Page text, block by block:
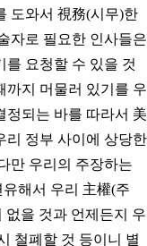
도와서 視務(시무)한
자로 필요한 인사들은
를 요청할 수 있을 것
까지 머물러 있기를 우
정되는 바를 따라서 美
리 정부 사이에 상당한
만 우리의 주장하는
해서 우리 主權(주
없을 것과 언제든지 우
철폐할 것 등이니 별